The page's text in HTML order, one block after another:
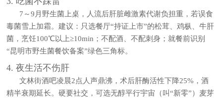
7～9月野生菌上桌，人流后肝脏雌激素代谢负担重，若误食
毒菌雪上加霜。建议：只选餐厅“持证上市”的松茸、鸡枞、牛肝
菌，烹饪100℃以上≥10min；不配酒、不配刺身；就餐前识别
“昆明市野生菌餐饮备案”绿色三角标。
4. 夜生活不伤肝
文林街酒吧凌晨2点人声鼎沸，术后肝酶活性下降25%，酒
精半衰期延长。硬要社交，可选无醇平行宇宙（叫“新零”）麦芽